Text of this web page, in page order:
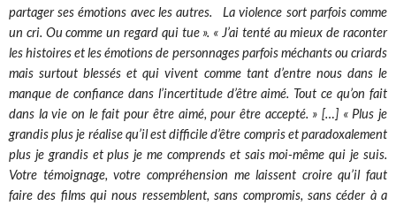
partager ses émotions avec les autres. La violence sort parfois comme
un cri. Ou comme un regard qui tue ». « J’ai tenté au mieux de raconter
les histoires et les émotions de personnages parfois méchants ou criards
mais surtout blessés et qui vivent comme tant d’entre nous dans le
manque de confiance dans l’incertitude d’être aimé. Tout ce qu’on fait
dans la vie on le fait pour être aimé, pour être accepté. » […] « Plus je
grandis plus je réalise qu’il est difficile d’être compris et paradoxalement
plus je grandis et plus je me comprends et sais moi-même qui je suis.
Votre témoignage, votre compréhension me laissent croire qu’il faut
faire des films qui nous ressemblent, sans compromis, sans céder à a